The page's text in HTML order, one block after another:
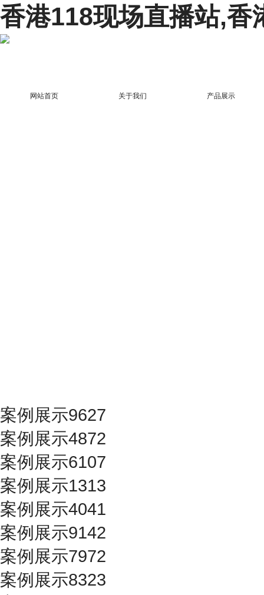
香港118现场直播站,香
网站首页 关于我们 产品展示
案例展示9627
案例展示4872
案例展示6107
案例展示1313
案例展示4041
案例展示9142
案例展示7972
案例展示8323